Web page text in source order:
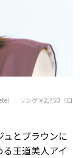
） リング￥2,750（ロ
ュとブラウンに
王道美人アイ